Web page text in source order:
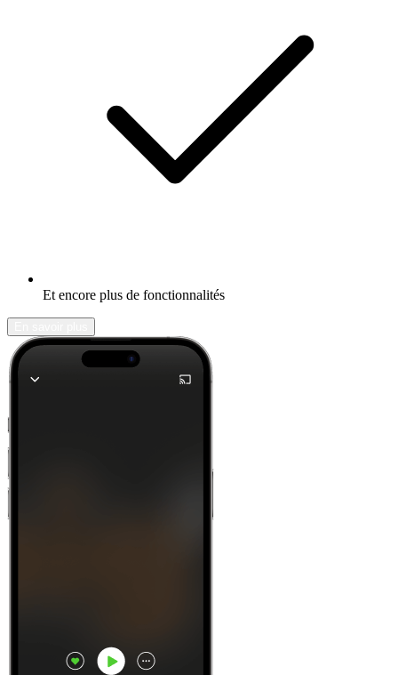
Et encore plus de fonctionnalités